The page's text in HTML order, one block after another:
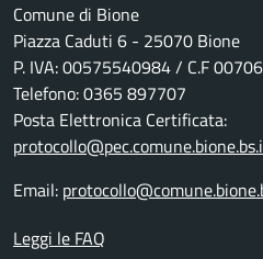
Comune di Bione
Piazza Caduti 6 - 25070 Bione
P. IVA: 00575540984 / C.F
Telefono: 0365 897707
Posta Elettronica Certificata:
Email:
Leggi le FAQ